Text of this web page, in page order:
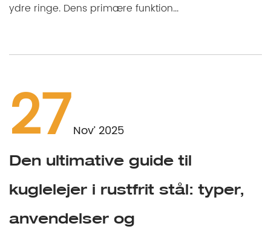
ydre ringe. Dens primære funktion...
27Nov’ 2025
Den ultimative guide til
kuglelejer i rustfrit stål: typer,
anvendelser og